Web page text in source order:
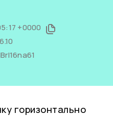
+0000
горизонтально